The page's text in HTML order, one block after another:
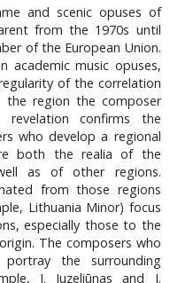
and scenic opuses of
from the 1970s until
of the European Union.
academic music opuses,
of the correlation
the region the composer
revelation confirms the
who develop a regional
both the realia of the
as of other regions.
from those regions
Lithuania Minor) focus
especially those to the
The composers who
the surrounding
J. Juzeliūnas and J.